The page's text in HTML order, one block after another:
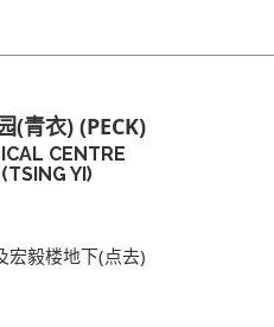
(青衣) (PECK)
CENTRE
YI)
宏毅楼地下(点去)